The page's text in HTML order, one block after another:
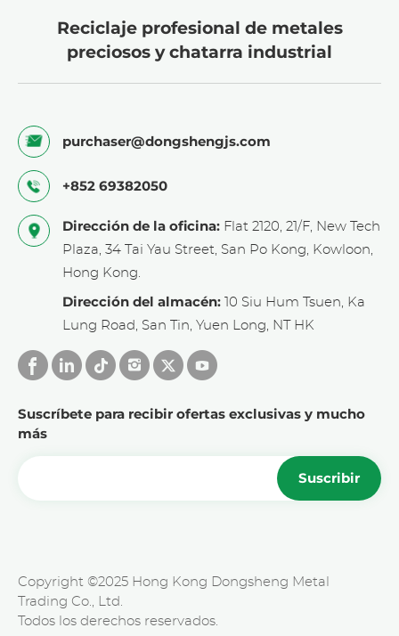
Reciclaje profesional de metales
preciosos y chatarra industrial
purchaser@dongshengjs.com
+852 69382050
Dirección de la oficina: Flat 2120, 21/F, New Tech
Plaza, 34 Tai Yau Street, San Po Kong, Kowloon,
Hong Kong.
Dirección del almacén: 10 Siu Hum Tsuen, Ka
Lung Road, San Tin, Yuen Long, NT HK
Suscríbete para recibir ofertas exclusivas y mucho
más
Suscribir
Copyright ©2025 Hong Kong Dongsheng Metal
Trading Co., Ltd.
Todos los derechos reservados.